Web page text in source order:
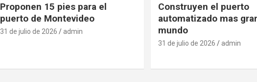
Proponen 15 pies para el
puerto de Montevideo
31 de julio de 2026 admin
Construyen el puerto
automatizado mas
mundo
31 de julio de 2026 admin